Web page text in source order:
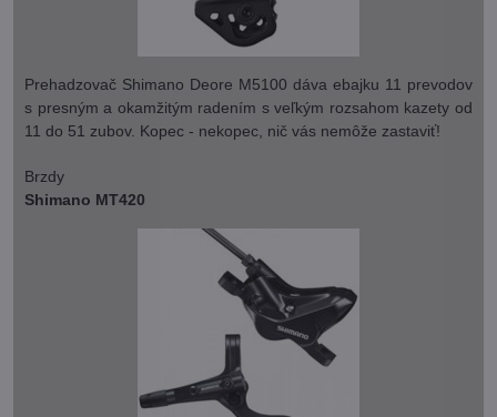
Prehadzovač Shimano Deore M5100 dáva ebajku 11 prevodov
s presným a okamžitým radením s veľkým rozsahom kazety od
11 do 51 zubov. Kopec - nekopec, nič vás nemôže zastaviť!
Brzdy
Shimano MT420